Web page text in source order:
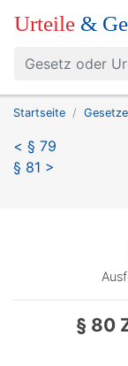
Urteile &
Startseite Gesetze
< § 79
§ 81 >
§ 80